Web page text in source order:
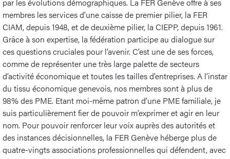
membres les services d’une caisse de premier pilier, la FER
CIAM, depuis 1948, et de deuxième pilier, la CIEPP, depuis 1961.
Grâce à son expertise, la fédération participe au dialogue sur
ces questions cruciales pour l’avenir. C’est une de ses forces,
comme de représenter une très large palette de secteurs
d’activité économique et toutes les tailles d’entreprises. A l’instar
du tissu économique genevois, nos membres sont à plus de
98% des PME. Etant moi-même patron d’une PME familiale, je
suis particulièrement fier de pouvoir m’exprimer et agir en leur
nom. Pour pouvoir renforcer leur voix auprès des autorités et
des instances décisionnelles, la FER Genève héberge plus de
quatre-vingts associations professionnelles qui défendent, avec